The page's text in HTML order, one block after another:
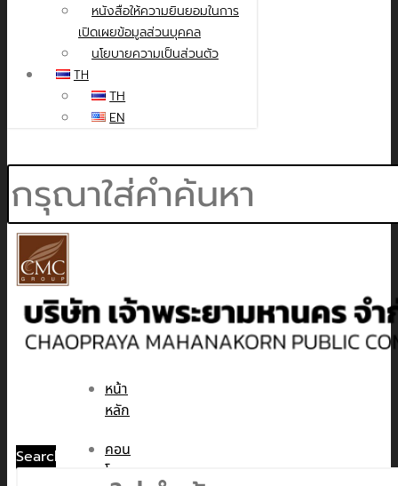
หนังสือให้ความยินยอมในการ
เปิดเผยข้อมูลส่วนบุคคล
นโยบายความเป็นส่วนตัว
TH
TH
EN
หน้า
หลัก
คอน
โด
Search